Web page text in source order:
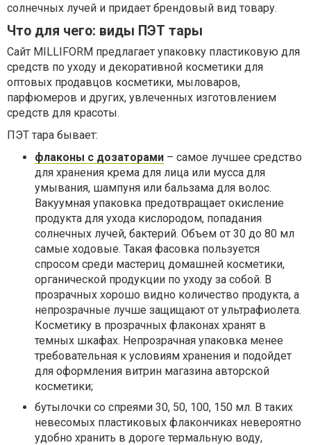
солнечных лучей и придает брендовый вид товару.
Что для чего: виды ПЭТ тары
Сайт MILLIFORM предлагает упаковку пластиковую для
средств по уходу и декоративной косметики для
оптовых продавцов косметики, мыловаров,
парфюмеров и других, увлеченных изготовлением
средств для красоты.
ПЭТ тара бывает:
флаконы с дозаторами – самое лучшее средство
для хранения крема для лица или мусса для
умывания, шампуня или бальзама для волос.
Вакуумная упаковка предотвращает окисление
продукта для ухода кислородом, попадания
солнечных лучей, бактерий. Объем от 30 до 80 мл
самые ходовые. Такая фасовка пользуется
спросом среди мастериц домашней косметики,
органической продукции по уходу за собой. В
прозрачных хорошо видно количество продукта, а
непрозрачные лучше защищают от ультрафиолета.
Косметику в прозрачных флаконах хранят в
темных шкафах. Непрозрачная упаковка менее
требовательная к условиям хранения и подойдет
для оформления витрин магазина авторской
косметики;
бутылочки со спреями 30, 50, 100, 150 мл. В таких
невесомых пластиковых флакончиках невероятно
удобно хранить в дороге термальную воду,